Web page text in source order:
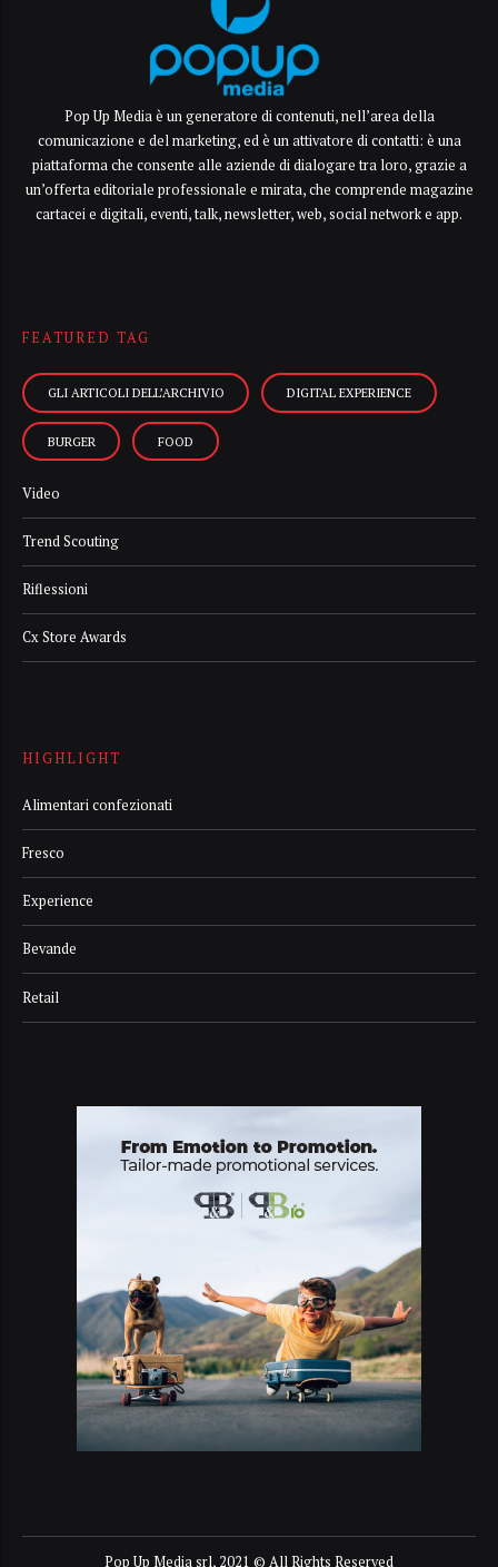
Pop Up Media è un generatore di contenuti, nell’area della
comunicazione e del marketing, ed è un attivatore di contatti: è una
piattaforma che consente alle aziende di dialogare tra loro, grazie a
un’offerta editoriale professionale e mirata, che comprende magazine
cartacei e digitali, eventi, talk, newsletter, web, social network e app.
FEATURED TAG
GLI ARTICOLI DELL’ARCHIVIO DIGITAL EXPERIENCE
BURGER FOOD
Video
Trend Scouting
Riflessioni
Cx Store Awards
HIGHLIGHT
Alimentari confezionati
Fresco
Experience
Bevande
Retail
Pop Up Media srl, 2021 © All Rights Reserved